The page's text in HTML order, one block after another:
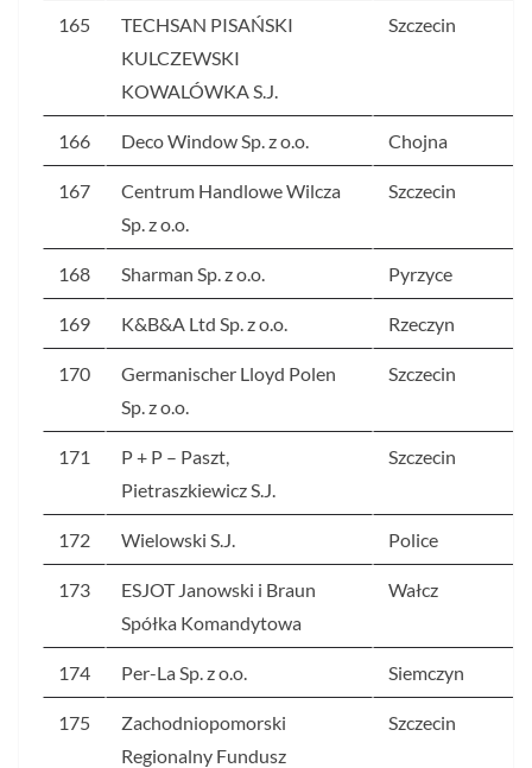
165
TECHSAN PISAŃSKI
KULCZEWSKI
KOWALÓWKA S.J.
Szczecin
166 Deco Window Sp. z o.o. Chojna
167
Centrum Handlowe Wilcza
Sp. z o.o.
Szczecin
168 Sharman Sp. z o.o. Pyrzyce
169 K&B&A Ltd Sp. z o.o. Rzeczyn
170
Germanischer Lloyd Polen
Sp. z o.o.
Szczecin
171
P + P – Paszt,
Pietraszkiewicz S.J.
Szczecin
172 Wielowski S.J. Police
173
ESJOT Janowski i Braun
Spółka Komandytowa
Wałcz
174 Per-La Sp. z o.o. Siemczyn
175
Zachodniopomorski
Regionalny Fundusz
Szczecin